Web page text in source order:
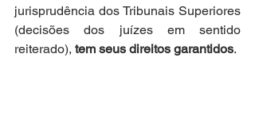
jurisprudência dos Tribunais Superiores
(decisões dos juízes em sentido
reiterado), tem seus direitos garantidos.